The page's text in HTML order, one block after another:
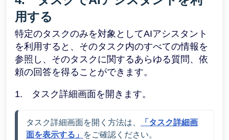
用する
特定のタスクのみを対象としてAIアシスタント
を利用すると、そのタスク内のすべての情報を
参照し、そのタスクに関するあらゆる質問、依
頼の回答を得ることができます。
1. タスク詳細画面を開きます。
タスク詳細画面を開く方法は
「タスク詳細画
面を表示する」 をご確認ください。